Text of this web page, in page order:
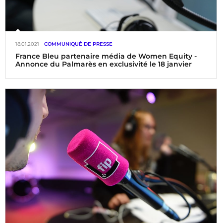
France Bleu partenaire média de Women Equity -
Annonce du Palmarès en exclusivité le 18 janvier
18.01.2021 COMMUNIQUÉ DE PRESSE